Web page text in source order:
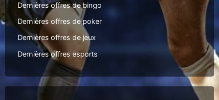
Dernières offres de bingo
Dernières offres de poker
Dernières offres de jeux
Dernières offres esports